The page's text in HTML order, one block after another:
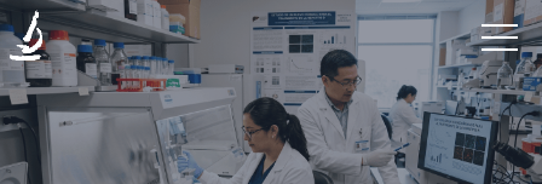
Enfermedades
La